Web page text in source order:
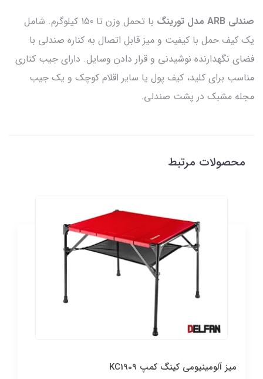
صندلی ARB مدل تورینگ
با تحمل وزن تا 150 کیلوگرم. شامل
یک کیف حمل با کیفیت و میز قابل اتصال به کناره صندلی با
فضای نگهدارنده نوشیدنی و قرار دادن وسایل. دارای جیب کناری
مناسب برای کلید، کیف پول یا سایر اقلام کوچک و یک جیب
مجله مشبک در پشت صندلی.
محصولات مرتبط
میز آلومینیومی کینگ کمپ KC1909